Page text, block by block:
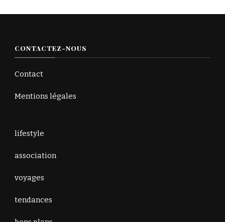
CONTACTEZ-NOUS
Contact
Mentions légales
lifestyle
association
voyages
tendances